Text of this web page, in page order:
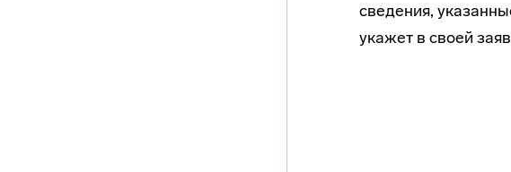
сведения,
укажет в своей